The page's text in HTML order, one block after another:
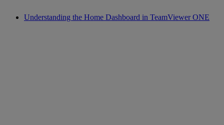
Understanding the Home Dashboard in TeamViewer ONE